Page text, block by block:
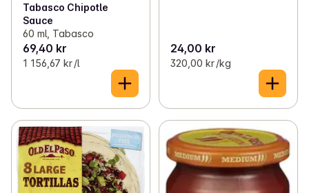
Tabasco Chipotle
Sauce
60 ml, Tabasco
69,40 kr
1 156,67 kr /l
24,00 kr
320,00 kr /kg